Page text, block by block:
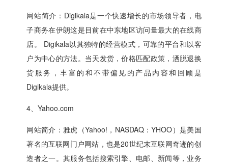
网站简介：Digikala是一个快速增长的市场领导者，电
子商务在伊朗这是目前在中东地区访问量最大的在线商
店。 Digikala以其独特的经营模式，可靠的平台和以客
户为中心的方法。当天发货，价格匹配政策，洒脱退换
货服务，丰富的和不带偏见的产品内容和回顾是
Digikala提供。
4、Yahoo.com
网站简介：雅虎（Yahoo!，NASDAQ：YHOO）是美国
著名的互联网门户网站，也是20世纪末互联网奇迹的创
造者之一。其服务包括搜索引擎、电邮、新闻等，业务